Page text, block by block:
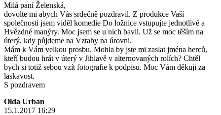
Milá paní Želenská,
dovolte mi abych Vás srdečně pozdravil. Z produkce Vaší
společnosti jsem viděl komedie Do ložnice vstupujte jednotlivě a
Hvězdné manýry. Moc jsem se u nich bavil. Už se moc těším na
úterý, kdy půjdeme na Vztahy na úrovni.
Mám k Vám velkou prosbu. Mohla by jste mi zaslat jména herců,
kteří budou hrát v úterý v Jihlavě v alternovaných rolích? Chtěl
bych si totiž sebou vzít fotografie k podpisu. Moc Vám děkuji za
laskavost.
S pozdravem
Olda Urban
15.1.2017 16:29